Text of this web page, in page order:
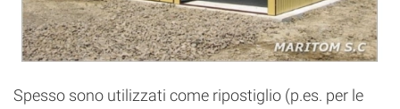
Spesso sono utilizzati come ripostiglio (p.es. per le